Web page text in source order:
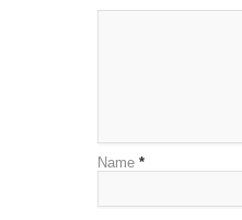
Name *